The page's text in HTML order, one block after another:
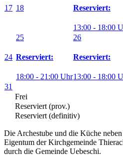
17 18 Reserviert:
13:00 - 18:00
24
25
Reserviert:
18:00 - 21:00 Uhr
26
Reserviert:
13:00 - 18:00
31
Frei
Reserviert (prov.)
Reserviert (definitiv)
Die Archestube und die Küche
Eigentum der Kirchgemeinde
durch die Gemeinde Uebeschi.